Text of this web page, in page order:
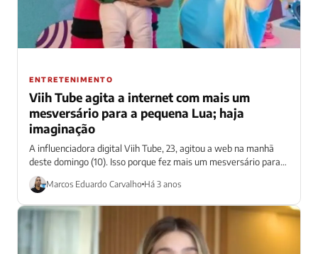
ENTRETENIMENTO
Viih Tube agita a internet com mais um
mesversário para a pequena Lua; haja
imaginação
A influenciadora digital Viih Tube, 23, agitou a web na manhã
deste domingo (10). Isso porque fez mais um mesversário para
sua...
Marcos Eduardo Carvalho Há 3 anos